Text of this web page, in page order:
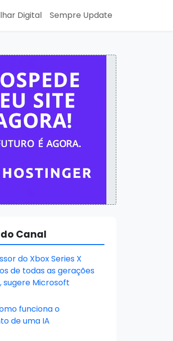
Digital Sempre Update
Canal
do Xbox Series X
de todas as gerações
sugere Microsoft
funciona o
de uma IA